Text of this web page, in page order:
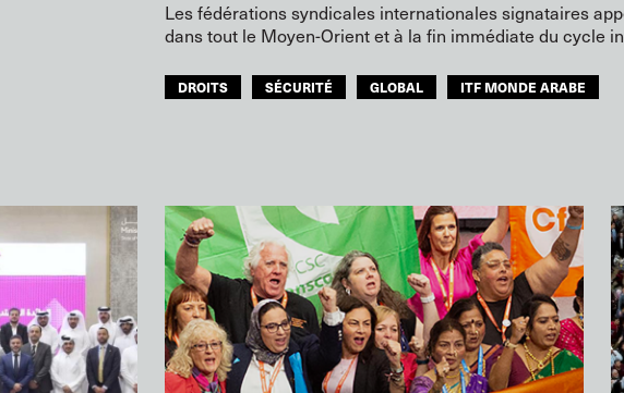
Les fédérations syndicales internationales signataires
dans tout le Moyen-Orient et à la fin immédiate du cycle
DROITS SÉCURITÉ GLOBAL ITF MONDE ARABE